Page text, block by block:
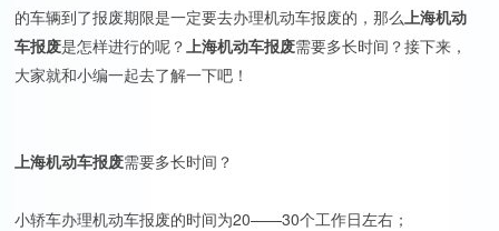
的车辆到了报废期限是一定要去办理机动车报废的，那么 上海机动
车报废是怎样进行的呢？ 上海机动车报废需要多长时间？接下来，
大家就和小编一起去了解一下吧！
上海机动车报废需要多长时间？
小轿车办理机动车报废的时间为20——30个工作日左右；